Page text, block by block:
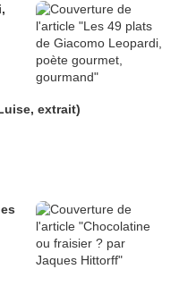
extrait)